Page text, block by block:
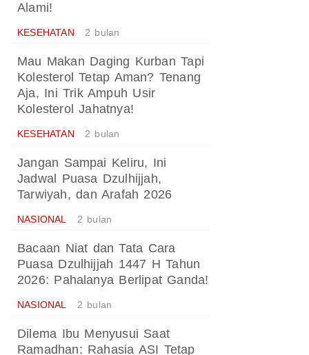
Alami!
KESEHATAN 2 bulan
Mau Makan Daging Kurban Tapi
Kolesterol Tetap Aman? Tenang
Aja, Ini Trik Ampuh Usir
Kolesterol Jahatnya!
KESEHATAN 2 bulan
Jangan Sampai Keliru, Ini
Jadwal Puasa Dzulhijjah,
Tarwiyah, dan Arafah 2026
NASIONAL 2 bulan
Bacaan Niat dan Tata Cara
Puasa Dzulhijjah 1447 H Tahun
2026: Pahalanya Berlipat Ganda!
NASIONAL 2 bulan
Dilema Ibu Menyusui Saat
Ramadhan: Rahasia ASI Tetap